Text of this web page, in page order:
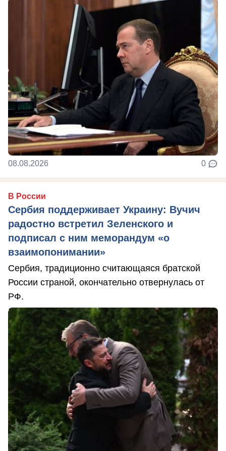
08.08.2026 0
В России
Сербия поддерживает Украину: Вучич
радостно встретил Зеленского и
подписал с ним меморандум «о
взаимопонимании»
Сербия, традиционно считающаяся братской
России страной, окончательно отвернулась от
РФ.